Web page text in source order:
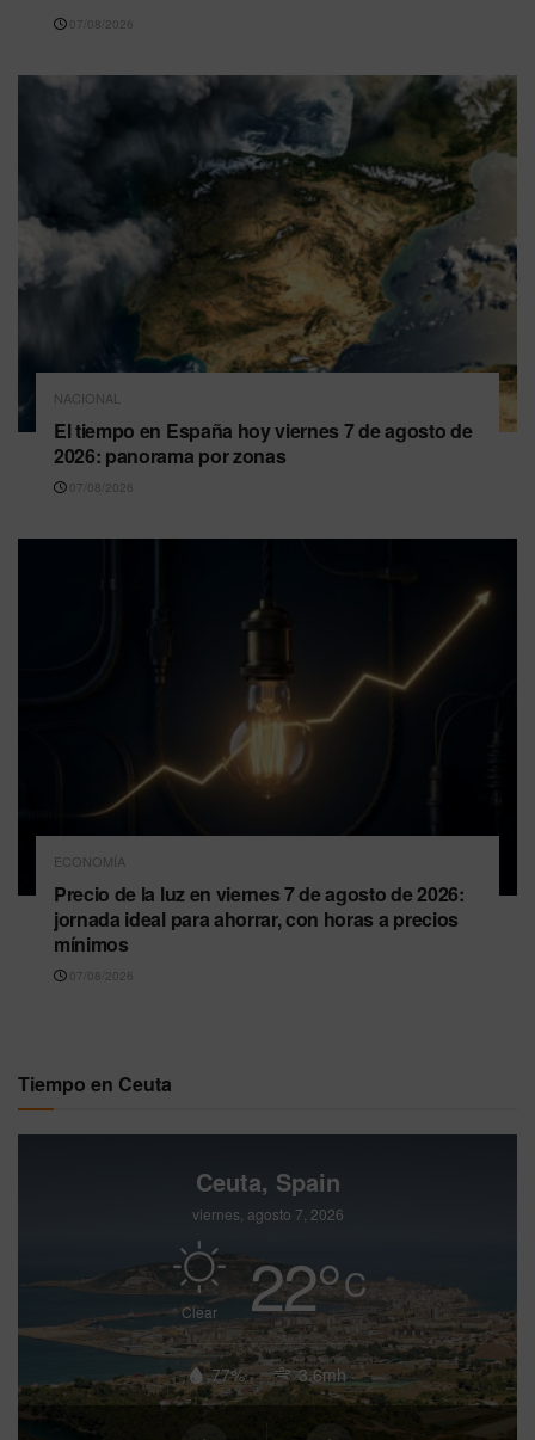
07/08/2026
NACIONAL
El tiempo en España hoy viernes 7 de agosto de
2026: panorama por zonas
07/08/2026
ECONOMÍA
Precio de la luz en viernes 7 de agosto de 2026:
jornada ideal para ahorrar, con horas a precios
mínimos
07/08/2026
Tiempo en Ceuta
Ceuta, Spain
viernes, agosto 7, 2026
Clear 22°C
77% 3.6mh